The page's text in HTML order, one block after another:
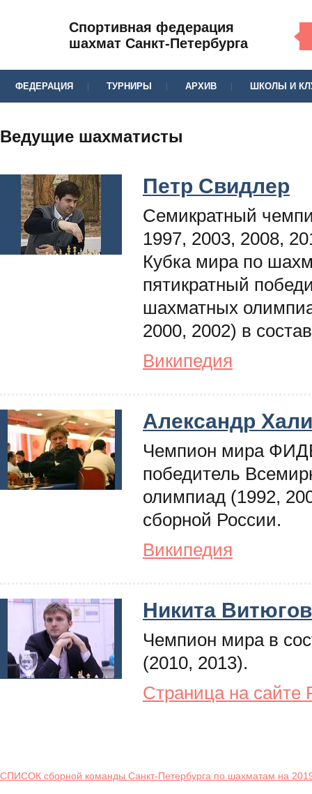
Спортивная федерация
шахмат Санкт-Петербурга
ФЕДЕРАЦИЯ ТУРНИРЫ АРХИВ ШКОЛЫ И
Ведущие шахматисты
Петр Свидлер
Семикратный
1997, 2003, 2008,
Кубка мира по
пятикратный
шахматных
2000, 2002) в
Википедия
Александр
Чемпион мира
победитель
олимпиад (1992,
сборной России.
Википедия
Никита Витюгов
Чемпион мира в
(2010, 2013).
Страница на
СПИСОК сборной команды Санкт-Петербурга по шахматам на